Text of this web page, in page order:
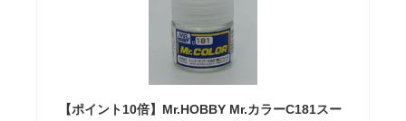
【ポイント10倍】Mr.HOBBY Mr.カラーC181スー